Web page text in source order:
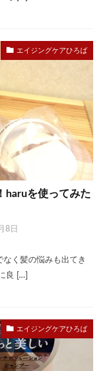
エイジングケアひろば
haruを使ってみた
8日
く髪の悩みも出てき
良 […]
エイジングケアひろば